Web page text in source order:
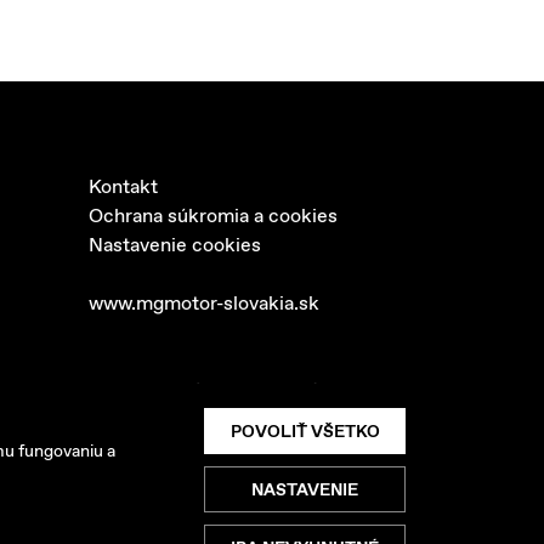
Kontakt
Ochrana súkromia a cookies
Nastavenie cookies
www.mgmotor-slovakia.sk
SK s.r.o. Všetky práva vyhradené.
fungovaniu a
POVOLIŤ VŠETKO
NASTAVENIE